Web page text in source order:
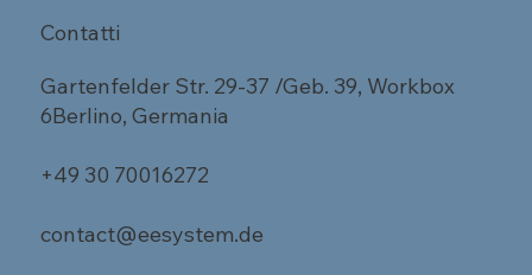
Contatti
Gartenfelder Str. 29-37 /Geb. 39, Workbox
6Berlino, Germania
+49 30 70016272
contact@eesystem.de